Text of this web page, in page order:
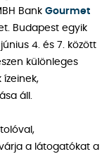
Bank Gourmet
Budapest egyik
4. és 7. között
különleges
áll.
a látogatókat a